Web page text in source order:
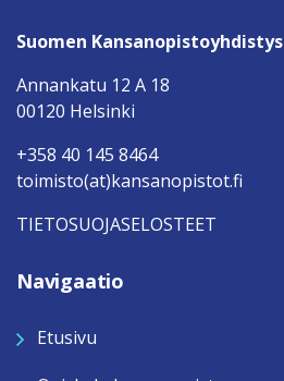
Suomen Kansanopistoyhdistys
Annankatu 12 A 18
00120 Helsinki
+358 40 145 8464
toimisto(at)kansanopistot.fi
TIETOSUOJASELOSTEET
Navigaatio
Etusivu